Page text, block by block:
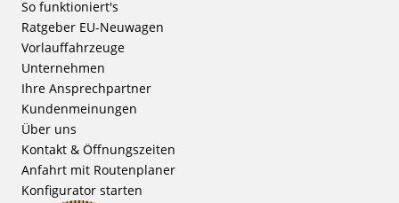
So funktioniert's
Ratgeber EU-Neuwagen
Vorlauffahrzeuge
Unternehmen
Ihre Ansprechpartner
Kundenmeinungen
Über uns
Kontakt & Öffnungszeiten
Anfahrt mit Routenplaner
Konfigurator starten